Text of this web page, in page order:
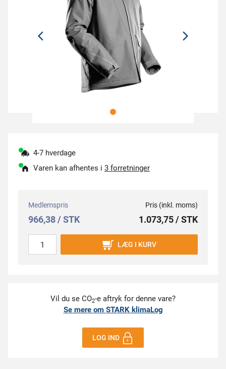
4-7 hverdage
Varen kan afhentes i 3 forretninger
Medlemspris
966,38 / STK
Pris (inkl. moms)
1.073,75 / STK
LÆG I KURV
Vil du se CO2-e aftryk for denne vare?
Se mere om STARK klimaLog
LOG IND